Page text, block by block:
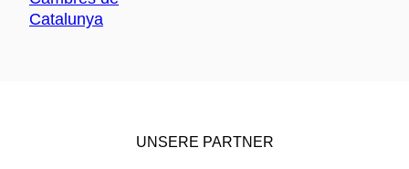
UNSERE PARTNER